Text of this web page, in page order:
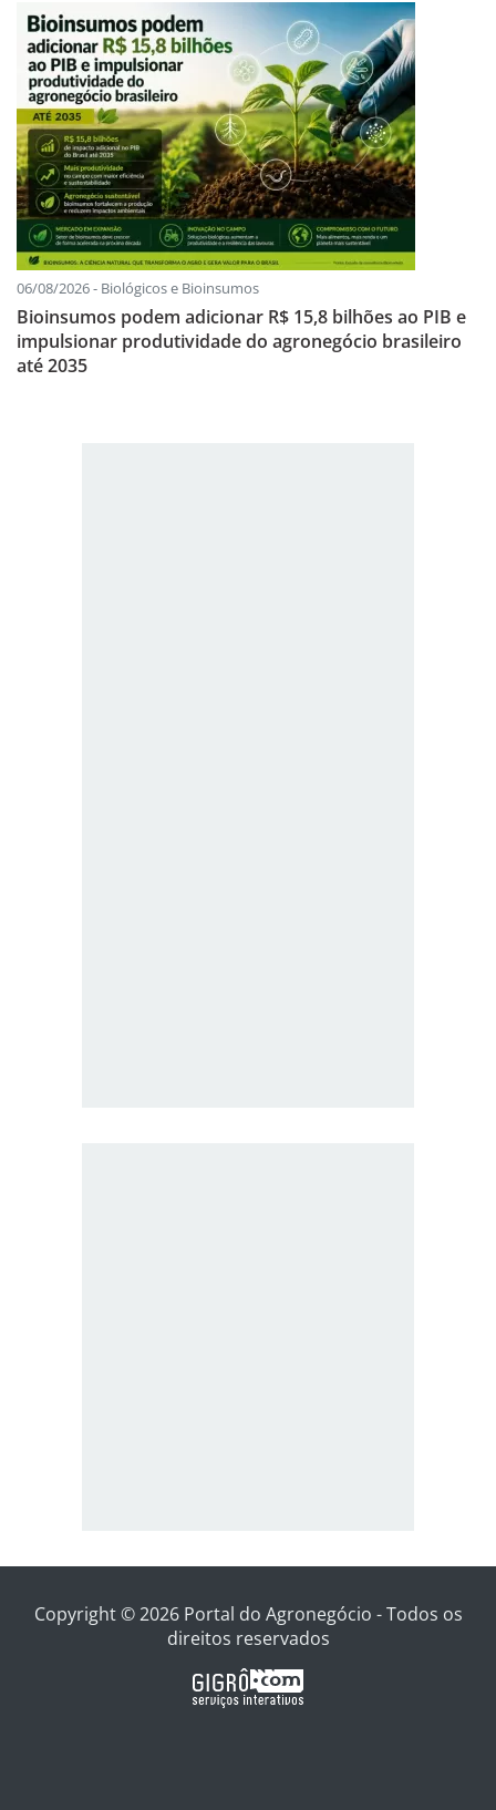
06/08/2026 - Biológicos e Bioinsumos
Bioinsumos podem adicionar R$ 15,8 bilhões ao PIB e
impulsionar produtividade do agronegócio brasileiro
até 2035
Copyright © 2026 Portal do Agronegócio - Todos os
direitos reservados